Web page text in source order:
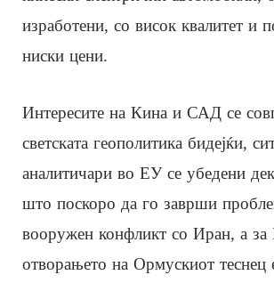
изработени, со висок квалитет и
ниски цени.
Интересите на Кина и САД се
светската геополитика бидејќи,
аналитичари во ЕУ се убедени
што поскоро да го заврши
вооружен конфликт со Иран, а
отворањето на Ормускиот теснец